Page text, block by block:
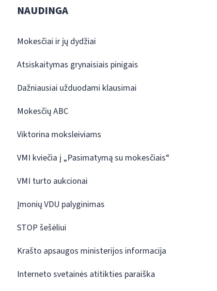
NAUDINGA
Mokesčiai ir jų dydžiai
Atsiskaitymas grynaisiais pinigais
Dažniausiai užduodami klausimai
Mokesčių ABC
Viktorina moksleiviams
VMI kviečia į „Pasimatymą su mokesčiais“
VMI turto aukcionai
Įmonių VDU palyginimas
STOP šešėliui
Krašto apsaugos ministerijos informacija
Interneto svetainės atitikties paraiška